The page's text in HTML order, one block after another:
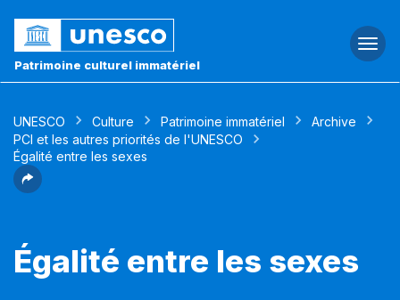
Patrimoine culturel immatériel
UNESCO Culture Patrimoine immatériel
Archive
PCI et les autres priorités de l'UNESCO
Égalité entre les sexes
Égalité entre les sexes